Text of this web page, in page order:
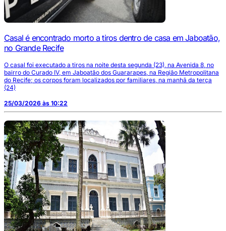
Casal é encontrado morto a tiros dentro de casa em Jaboatão,
no Grande Recife
O casal foi executado a tiros na noite desta segunda (23), na Avenida 8, no
bairro do Curado IV, em Jaboatão dos Guararapes, na Região Metropolitana
do Recife; os corpos foram localizados por familiares, na manhã da terça
(24)
25/03/2026 às 10:22